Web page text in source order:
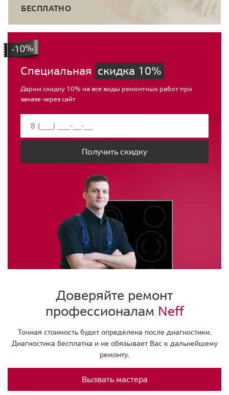
БЕСПЛАТНО
Специальная скидка 10%
Дарим скидку 10% на все виды ремонтных работ при
заказе через сайт
Получить скидку
Доверяйте ремонт
профессионалам Neff
Точная стоимость будет определена после диагностики.
Диагностика бесплатна и не обязывает Вас к дальнейшему
ремонту.
Вызвать мастера